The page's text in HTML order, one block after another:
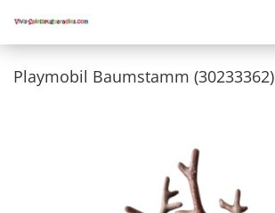
Playmobil Baumstamm (30233362)